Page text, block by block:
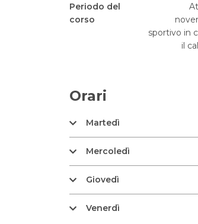
Periodo del
corso
sportivo in
il
Orari
Martedì
Mercoledì
Giovedì
Venerdì